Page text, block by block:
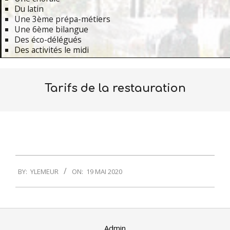
Du latin
Une 3ème prépa-métiers
Une 6ème bilangue
Des éco-délégués
Des activités le midi
Tarifs de la restauration
05-
19
BY: YLEMEUR ON: 19 MAI 2020